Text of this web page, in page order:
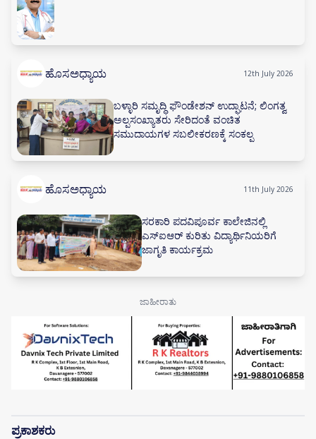
ಹೊಸಅಧ್ಯಾಯ 12th July 2026
ಬಳ್ಳಾರಿ ಸಮೃದ್ಧಿ ಫೌಂಡೇಶನ್ ಉದ್ಘಾಟನೆ; ಲಿಂಗತ್ವ
ಅಲ್ಪಸಂಖ್ಯಾತರು ಸೇರಿದಂತೆ ವಂಚಿತ
ಸಮುದಾಯಗಳ ಸಬಲೀಕರಣಕ್ಕೆ ಸಂಕಲ್ಪ
ಹೊಸಅಧ್ಯಾಯ 11th July 2026
ಸರಕಾರಿ ಪದವಿಪೂರ್ವ ಕಾಲೇಜಿನಲ್ಲಿ
ಎಸ್‌ಐಆರ್ ಕುರಿತು ವಿದ್ಯಾರ್ಥಿನಿಯರಿಗೆ
ಜಾಗೃತಿ ಕಾರ್ಯಕ್ರಮ
ಪ್ರಕಾಶಕರು